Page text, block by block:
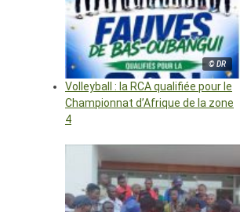
© DR
Volleyball : la RCA qualifiée pour le
Championnat d’Afrique de la zone
4